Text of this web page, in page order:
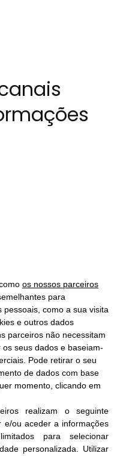
os nossos parceiros
para
como a sua visita
e outros dados
parceiros não necessitam
seus dados e baseiam-
Pode retirar o seu
de dados com base
momento, clicando em
realizam o seguinte
e/ou aceder a informações
para selecionar
personalizada
Utilizar